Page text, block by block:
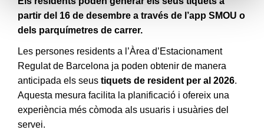
partir del 16 de desembre a través de l’app SMOU o
dels parquímetres de carrer.
Les persones residents a l’Àrea d’Estacionament
Regulat de Barcelona ja poden obtenir de manera
anticipada els seus tiquets de resident per al 2026.
Aquesta mesura facilita la planificació i ofereix una
experiència més còmoda als usuaris i usuàries del
servei.